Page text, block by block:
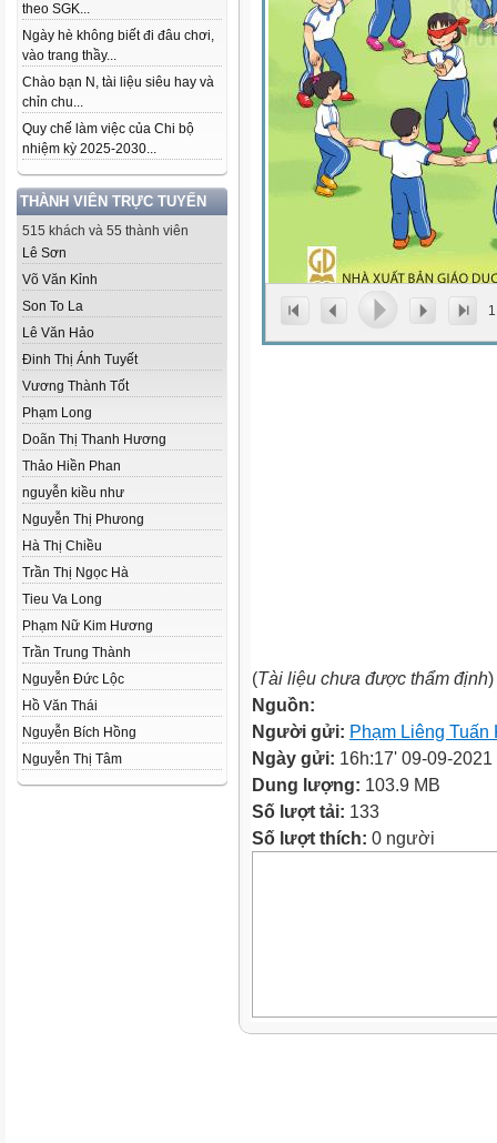
theo SGK...
Ngày hè không biết đi đâu chơi,
vào trang thầy...
Chào bạn N, tài liệu siêu hay và
chỉn chu...
Quy chế làm việc của Chi bộ
nhiệm kỳ 2025-2030...
THÀNH VIÊN TRỰC TUYẾN
515 khách và 55 thành viên
Lê Sơn
Võ Văn Kỉnh
Son To La
Lê Văn Hảo
Đinh Thị Ánh Tuyết
Vương Thành Tốt
Phạm Long
Doãn Thị Thanh Hương
Thảo Hiền Phan
nguyễn kiều như
Nguyễn Thị Phưong
Hà Thị Chiều
Trần Thị Ngọc Hà
Tieu Va Long
Phạm Nữ Kim Hương
Trần Trung Thành
Nguyễn Đức Lộc
Hồ Văn Thái
Nguyễn Bích Hồng
Nguyễn Thị Tâm
1
(Tài liệu chưa được thẩm định)
Nguồn:
Người gửi: Phạm Liêng Tuấn
Ngày gửi: 16h:17' 09-09-2021
Dung lượng: 103.9 MB
Số lượt tải: 133
Số lượt thích: 0 người